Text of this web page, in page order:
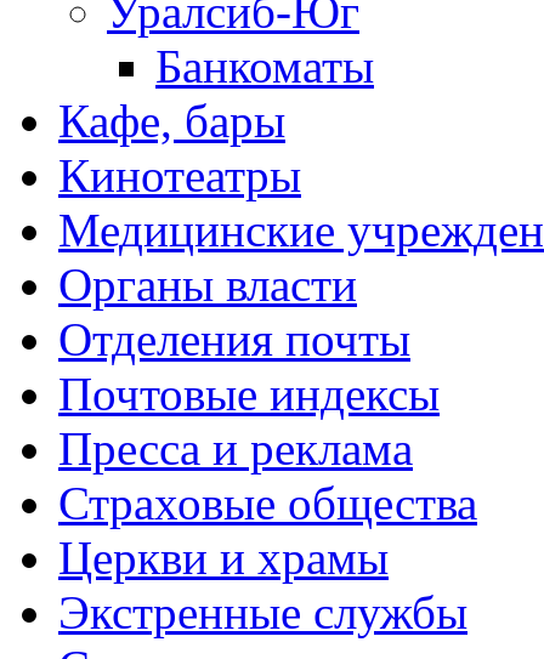
Уралсиб-Юг
Банкоматы
Кафе, бары
Кинотеатры
Медицинские
Органы власти
Отделения почты
Почтовые индексы
Пресса и реклама
Страховые общества
Церкви и храмы
Экстренные службы